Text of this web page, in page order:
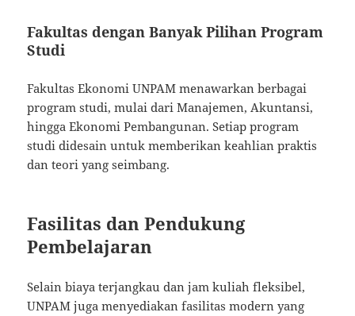
Fakultas dengan Banyak Pilihan Program
Studi
Fakultas Ekonomi UNPAM menawarkan berbagai
program studi, mulai dari Manajemen, Akuntansi,
hingga Ekonomi Pembangunan. Setiap program
studi didesain untuk memberikan keahlian praktis
dan teori yang seimbang.
Fasilitas dan Pendukung
Pembelajaran
Selain biaya terjangkau dan jam kuliah fleksibel,
UNPAM juga menyediakan fasilitas modern yang